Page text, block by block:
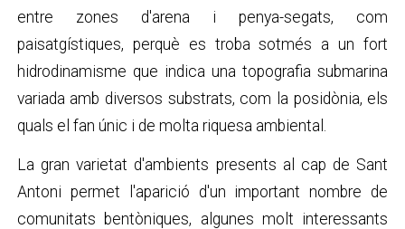
entre zones d'arena i penya-segats, com
paisatgístiques, perquè es troba sotmés a un fort
hidrodinamisme que indica una topografia submarina
variada amb diversos substrats, com la posidònia, els
quals el fan únic i de molta riquesa ambiental.
La gran varietat d'ambients presents al cap de Sant
Antoni permet l'aparició d'un important nombre de
comunitats bentòniques, algunes molt interessants